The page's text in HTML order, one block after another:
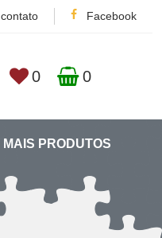
contato Facebook
0 0
MAIS PRODUTOS